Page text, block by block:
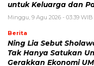
untuk Keluarga dan
Minggu, 9 Agu 2026 - 03:39 WIB
Berita
Ning Lia Sebut
Tak Hanya Satukan
Gerakkan Ekonomi